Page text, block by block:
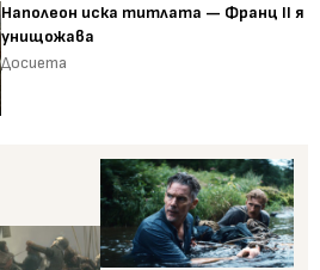
Наполеон иска титлата — Франц II я
унищожава
Досиета